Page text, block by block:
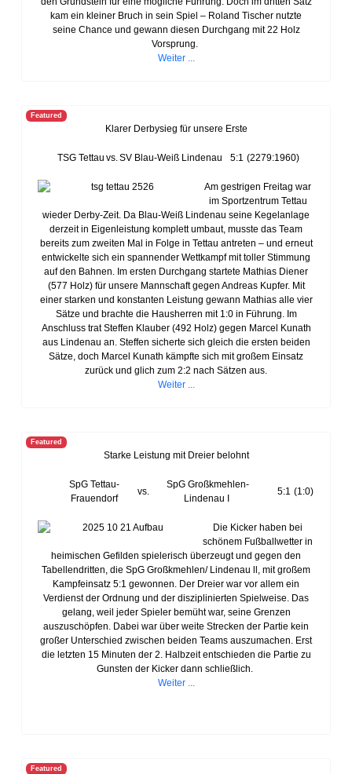
kam ein kleiner Bruch in sein Spiel – Roland Tischer nutzte
seine Chance und gewann diesen Durchgang mit 22 Holz
Vorsprung.
Weiter ...
Featured
Klarer Derbysieg für unsere Erste
TSG Tettau vs.SV Blau-Weiß Lindenau 5:1 (2279:1960)
Am gestrigen Freitag war
im Sportzentrum Tettau
wieder Derby-Zeit. Da Blau-Weiß Lindenau seine Kegelanlage
derzeit in Eigenleistung komplett umbaut, musste das Team
bereits zum zweiten Mal in Folge in Tettau antreten – und erneut
entwickelte sich ein spannender Wettkampf mit toller Stimmung
auf den Bahnen. Im ersten Durchgang startete Mathias Diener
(577 Holz) für unsere Mannschaft gegen Andreas Kupfer. Mit
einer starken und konstanten Leistung gewann Mathias alle vier
Sätze und brachte die Hausherren mit 1:0 in Führung. Im
Anschluss trat Steffen Klauber (492 Holz) gegen Marcel Kunath
aus Lindenau an. Steffen sicherte sich gleich die ersten beiden
Sätze, doch Marcel Kunath kämpfte sich mit großem Einsatz
zurück und glich zum 2:2 nach Sätzen aus.
Weiter ...
Featured
Starke Leistung mit Dreier belohnt
SpG Tettau-
Frauendorf
vs.
SpG Großkmehlen-
Lindenau I
5:1 (1:0)
Die Kicker haben bei
schönem Fußballwetter in
heimischen Gefilden spielerisch überzeugt und gegen den
Tabellendritten, die SpG Großkmehlen/ Lindenau ll, mit großem
Kampfeinsatz 5:1 gewonnen. Der Dreier war vor allem ein
Verdienst der Ordnung und der disziplinierten Spielweise. Das
gelang, weil jeder Spieler bemüht war, seine Grenzen
auszuschöpfen. Dabei war über weite Strecken der Partie kein
großer Unterschied zwischen beiden Teams auszumachen. Erst
die letzten 15 Minuten der 2. Halbzeit entschieden die Partie zu
Gunsten der Kicker dann schließlich.
Weiter ...
Featured